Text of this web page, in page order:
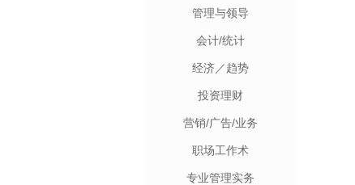
管理与领导
会计/统计
经济／趋势
投资理财
营销/广告/业务
职场工作术
专业管理实务